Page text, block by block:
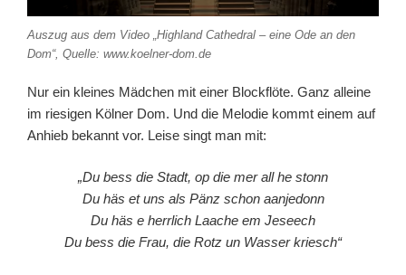
Auszug aus dem Video „Highland Cathedral – eine Ode an den
Dom“, Quelle: www.koelner-dom.de
Nur ein kleines Mädchen mit einer Blockflöte. Ganz alleine
im riesigen Kölner Dom. Und die Melodie kommt einem auf
Anhieb bekannt vor. Leise singt man mit:
„Du bess die Stadt, op die mer all he stonn
Du häs et uns als Pänz schon aanjedonn
Du häs e herrlich Laache em Jeseech
Du bess die Frau, die Rotz un Wasser kriesch“